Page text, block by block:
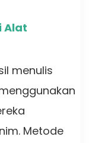
Alat
menulis
Metode